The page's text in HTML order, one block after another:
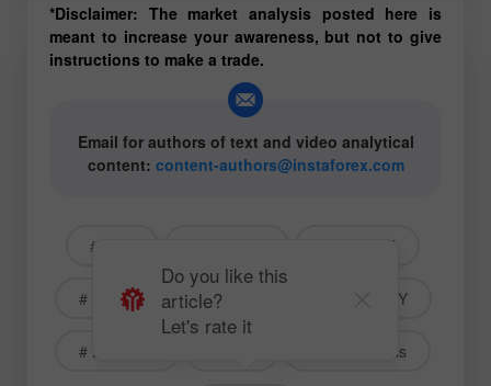
*Disclaimer: The market analysis posted here is
meant to increase your awareness, but not to give
instructions to make a trade.
Email for authors of text and video analytical
content: content-authors@instaforex.com
# GBP # USDCHF
# EURJPY # AUDUSD # AUDJPY
# EURGBP Wave analysis
Do you like this
article?
Let's rate it